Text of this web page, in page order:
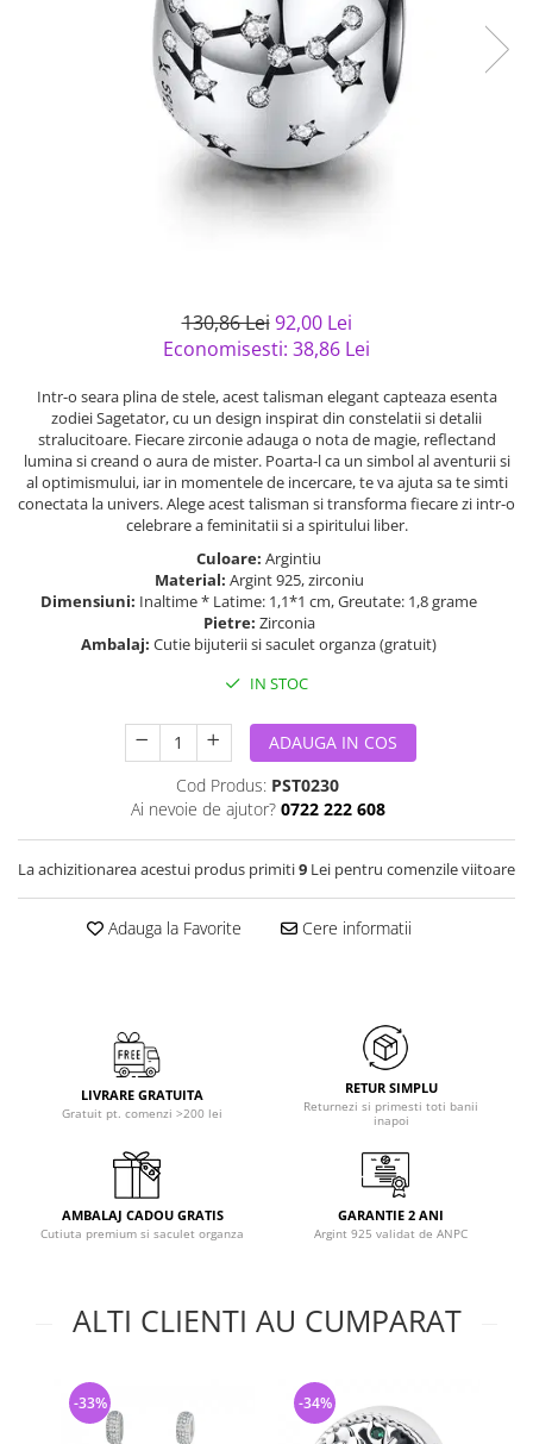
Bijuterii argint placat cu aur
Bijuterii argint cu diverse
Bijuterii argint cu murano
Bijuterii gotice si rock
Bijuterii Handmade
Casete si cutii de bijuterii
Solutii si lavete de curatare
130,86 Lei 92,00 Lei
Economisesti: 38,86 Lei
Intr-o seara plina de stele, acest talisman elegant capteaza esenta
zodiei Sagetator, cu un design inspirat din constelatii si detalii
stralucitoare. Fiecare zirconie adauga o nota de magie, reflectand
lumina si creand o aura de mister. Poarta-l ca un simbol al aventurii si
al optimismului, iar in momentele de incercare, te va ajuta sa te simti
conectata la univers. Alege acest talisman si transforma fiecare zi intr-o
celebrare a feminitatii si a spiritului liber.
Culoare: Argintiu
Material: Argint 925, zirconiu
Dimensiuni: Inaltime * Latime: 1,1*1 cm, Greutate: 1,8 grame
Pietre: Zirconia
Ambalaj: Cutie bijuterii si saculet organza (gratuit)
IN STOC
ADAUGA IN COS
Cod Produs: PST0230
Ai nevoie de ajutor? 0722 222 608
La achizitionarea acestui produs primiti9 Lei pentru comenzile viitoare
Adauga la Favorite Cere informatii
LIVRARE GRATUITA
Gratuit pt. comenzi >200 lei
RETUR SIMPLU
Returnezi si primesti toti banii
inapoi
AMBALAJ CADOU GRATIS
Cutiuta premium si saculet organza
GARANTIE 2 ANI
Argint 925 validat de ANPC
ALTI CLIENTI AU CUMPARAT
-33% -34%